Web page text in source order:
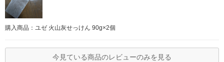
購入商品：ユゼ 火山灰せっけん 90g×2個
今見ている商品のレビューのみを見る